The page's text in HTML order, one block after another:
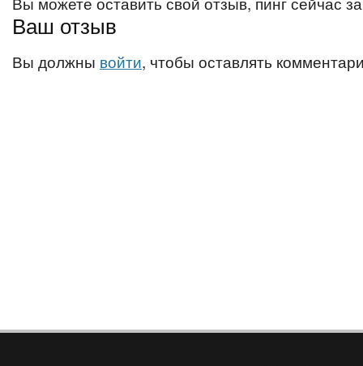
Ваш отзыв
Вы должны войти, чтобы оставлять